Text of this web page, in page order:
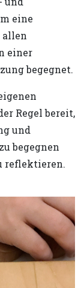
eine
allen
einer
begegnet.
Regel bereit,
und
begegnen
reflektieren.